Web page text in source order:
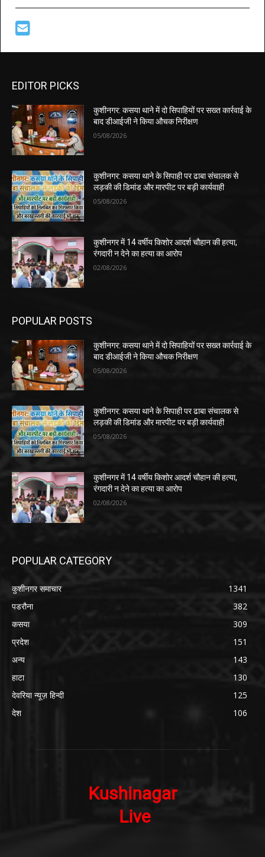
EDITOR PICKS
कुशीनगर: कसया थाने में दो सिपाहियों पर सख्त कार्रवाई के
बाद डीआईजी ने किया औचक निरीक्षण
05/08/2026
कुशीनगर: कसया थाने के सिपाही पर ढाबा संचालक से
लड़की की डिमांड और मारपीट पर बड़ी कार्यवाही
05/08/2026
कुशीनगर में 14 वर्षीय किशोर आदर्श चौहान की हत्या,
रंगदारी न देने का हत्या का आरोप
02/08/2026
POPULAR POSTS
कुशीनगर: कसया थाने में दो सिपाहियों पर सख्त कार्रवाई के
बाद डीआईजी ने किया औचक निरीक्षण
05/08/2026
कुशीनगर: कसया थाने के सिपाही पर ढाबा संचालक से
लड़की की डिमांड और मारपीट पर बड़ी कार्यवाही
05/08/2026
कुशीनगर में 14 वर्षीय किशोर आदर्श चौहान की हत्या,
रंगदारी न देने का हत्या का आरोप
02/08/2026
POPULAR CATEGORY
कुशीनगर समाचार
1341
पडरौना
382
कसया
309
प्रदेश
151
अन्य
143
हाटा
130
देवरिया न्यूज़ हिन्दी
125
देश
106